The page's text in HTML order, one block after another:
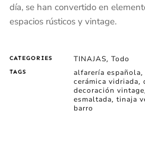
día, se han convertido en
espacios rústicos y vintage.
CATEGORIES TINAJAS, Todo
TAGS alfarería española,
cerámica vidriada,
decoración vintage
esmaltada, tinaja
barro